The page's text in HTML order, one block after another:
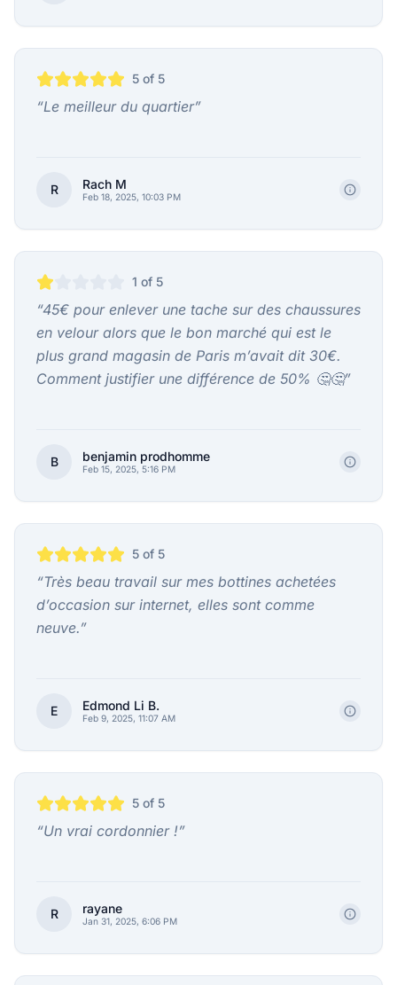
5 of 5
“Le meilleur du quartier”
R Rach M
Feb 18, 2025, 10:03 PM
1 of 5
“45€ pour enlever une tache sur des chaussures
en velour alors que le bon marché qui est le
plus grand magasin de Paris m’avait dit 30€.
Comment justifier une différence de 50% 🤔🤔”
B benjamin prodhomme
Feb 15, 2025, 5:16 PM
5 of 5
“Très beau travail sur mes bottines achetées
d’occasion sur internet, elles sont comme
neuve.”
E Edmond Li B.
Feb 9, 2025, 11:07 AM
5 of 5
“Un vrai cordonnier !”
R rayane
Jan 31, 2025, 6:06 PM